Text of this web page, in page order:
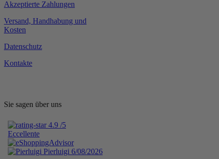
Akzeptierte Zahlungen
Versand, Handhabung und
Kosten
Datenschutz
Kontakte
Sie sagen über uns